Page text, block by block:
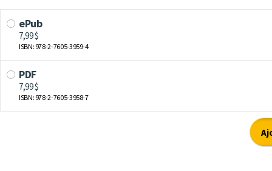
ePub
7,99 $
ISBN: 978-2-7605-3959-4
PDF
7,99 $
ISBN: 978-2-7605-3958-7